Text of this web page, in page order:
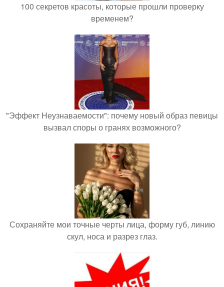
100 секретов красоты, которые прошли проверку
временем?
"Эффект Неузнаваемости": почему новый образ певицы
вызвал споры о гранях возможного?
Сохраняйте мои точные черты лица, форму губ, линию
скул, носа и разрез глаз.